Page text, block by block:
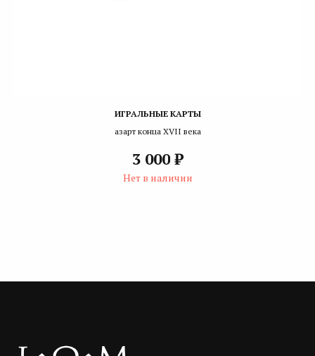
ИГРАЛЬНЫЕ КАРТЫ
азарт конца XVII века
3 000 ₽
Нет в наличии